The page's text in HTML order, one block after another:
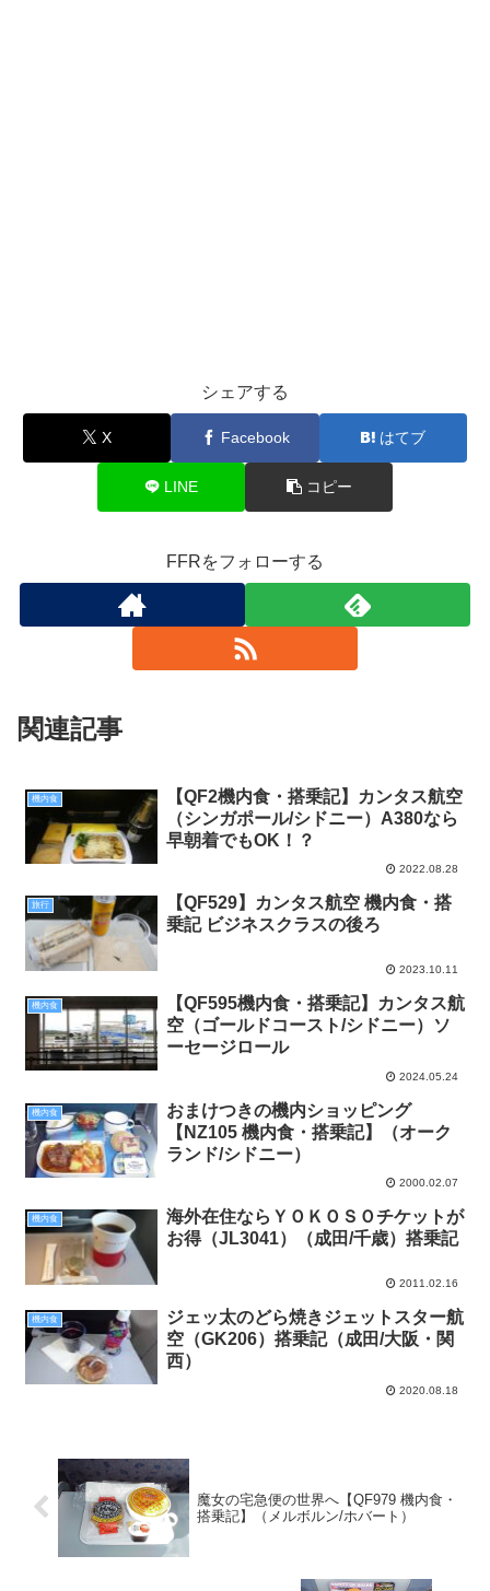
シェアする
X Facebook はてブ
LINE コピー
FFRをフォローする
関連記事
機内食
【QF2機内食・搭乗記】カンタス航空
（シンガポール/シドニー）A380なら
早朝着でもOK！？
2022.08.28
旅行
【QF529】カンタス航空 機内食・搭
乗記 ビジネスクラスの後ろ
2023.10.11
機内食
【QF595機内食・搭乗記】カンタス航
空（ゴールドコースト/シドニー）ソ
ーセージロール
2024.05.24
機内食
おまけつきの機内ショッピング
【NZ105 機内食・搭乗記】（オーク
ランド/シドニー）
2000.02.07
機内食
海外在住ならＹＯＫＯＳＯチケットが
お得（JL3041）（成田/千歳）搭乗記
2011.02.16
機内食
ジェッ太のどら焼きジェットスター航
空（GK206）搭乗記（成田/大阪・関
西）
2020.08.18
魔女の宅急便の世界へ【QF979 機内食・
搭乗記】（メルボルン/ホバート）